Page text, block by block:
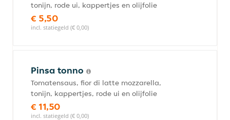
tonijn, rode ui, kappertjes en olijfolie
€ 5,50
incl. statiegeld (€ 0,00)
Pinsa tonno
Tomatensaus, fior di latte mozzarella,
tonijn, kappertjes, rode ui en olijfolie
€ 11,50
incl. statiegeld (€ 0,00)